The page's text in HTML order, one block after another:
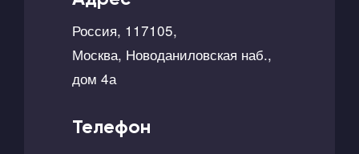
Россия, 117105,
Москва, Новоданиловская наб.,
дом 4а
Телефон